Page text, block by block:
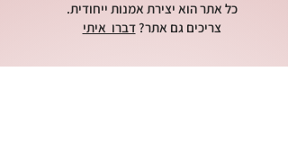
כל אתר הוא יצירת אמנות ייחודית.
צריכים גם אתר?דברו איתי